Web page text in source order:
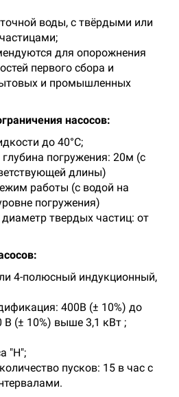
воды, с твёрдыми или
для опорожнения
первого сбора и
и промышленных
насосов:
до 40°С;
погружения: 20м (с
длины)
работы (с водой на
погружения)
твердых частиц: от
4-полюсный индукционный,
400В (± 10%) до
В (± 10%) выше 3,1 кВт ;
"H";
пусков: 15 в час с